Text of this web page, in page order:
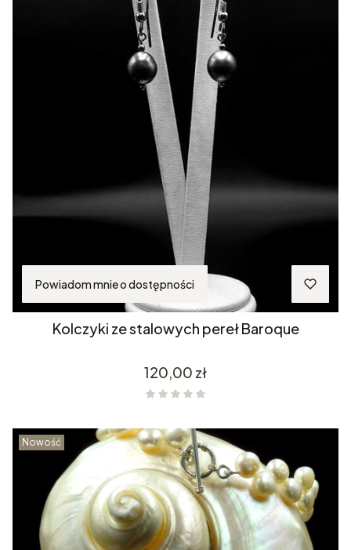
Powiadom mnie o dostępności
Kolczyki ze stalowych pereł Baroque
Cena
120,00 zł
Nowość